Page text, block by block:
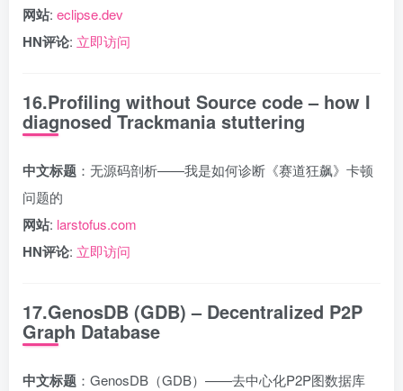
网站: eclipse.dev
HN评论: 立即访问
16.Profiling without Source code – how I
diagnosed Trackmania stuttering
中文标题 ：无源码剖析——我是如何诊断《赛道狂飙》卡顿
问题的
网站: larstofus.com
HN评论: 立即访问
17.GenosDB (GDB) – Decentralized P2P
Graph Database
中文标题 ：GenosDB（GDB）——去中心化P2P图数据库